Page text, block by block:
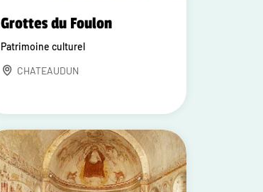
Grottes du Foulon
Patrimoine culturel
CHATEAUDUN